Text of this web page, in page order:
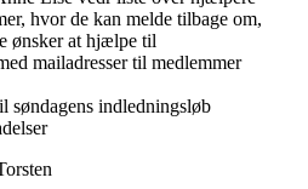
hvor de kan melde tilbage om,
ønsker at hjælpe til
mailadresser til medlemmer
søndagens indledningsløb